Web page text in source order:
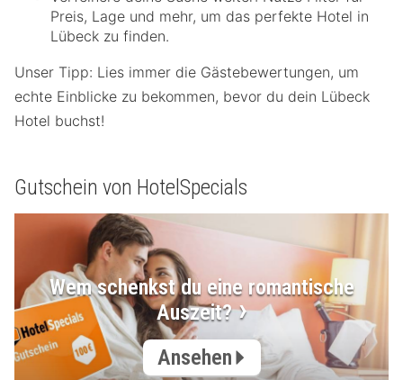
Preis, Lage und mehr, um das perfekte Hotel in
Lübeck zu finden.
Unser Tipp: Lies immer die Gästebewertungen, um
echte Einblicke zu bekommen, bevor du dein Lübeck
Hotel buchst!
Gutschein von HotelSpecials
Wem schenkst du eine romantische
Auszeit?
Ansehen